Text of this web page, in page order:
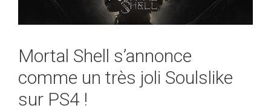
Mortal Shell s’annonce
comme un très joli Soulslike
sur PS4 !